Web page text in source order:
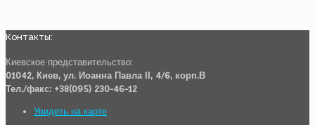
Контакты:
Киевское представительство:
01042, Киев, ул. Иоанна Павла ІІ, 4/6, корп.В
Тел./факс: +38(095) 230-46-12
Увидеть на карте